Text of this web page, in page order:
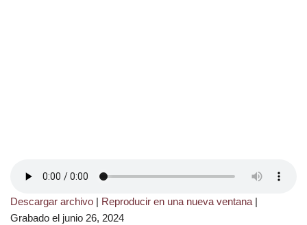
Descargar archivo | Reproducir en una nueva ventana |
Grabado el junio 26, 2024